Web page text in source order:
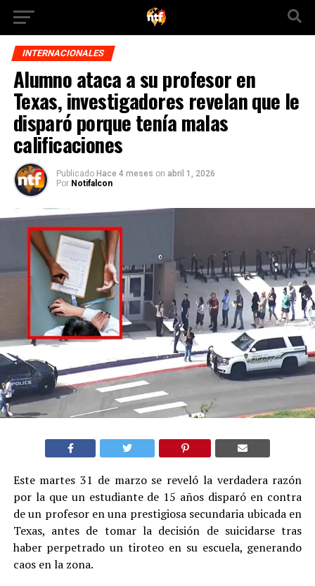
INTERNACIONALES
Alumno ataca a su profesor en
Texas, investigadores revelan que le
disparó porque tenía malas
calificaciones
Publicado Hace 4 meses on abril 1, 2026
Por Notifalcon
Este martes 31 de marzo se reveló la verdadera razón
por la que un estudiante de 15 años disparó en contra
de un profesor en una prestigiosa secundaria ubicada en
Texas, antes de tomar la decisión de suicidarse tras
haber perpetrado un tiroteo en su escuela, generando
caos en la zona.